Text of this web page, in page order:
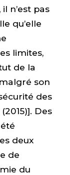
n’est pas
qu’elle
limites,
de la
son
des
Des
deux
de
du